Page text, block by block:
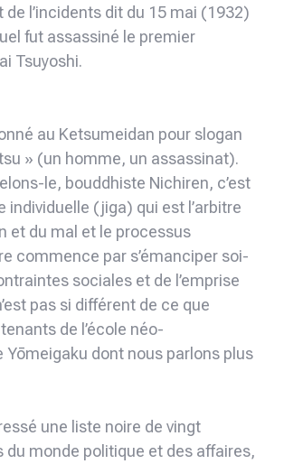
de l’incidents dit du 15 mai (1932)
fut assassiné le premier
Tsuyoshi.
au Ketsumeidan pour slogan
» (un homme, un assassinat).
le, bouddhiste Nichiren, c’est
individuelle (jiga) qui est l’arbitre
et du mal et le processus
commence par s’émanciper soi-
sociales et de l’emprise
pas si différent de ce que
de l’école néo-
Yōmeigaku dont nous parlons plus
une liste noire de vingt
du monde politique et des affaires,